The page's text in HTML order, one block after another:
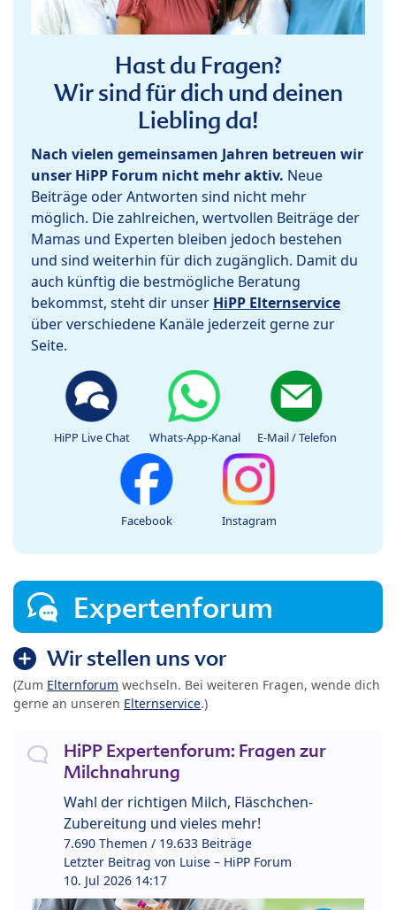
Hast du Fragen?
Wir sind für dich und deinen
Liebling da!
Nach vielen gemeinsamen Jahren betreuen wir
unser HiPP Forum nicht mehr aktiv. Neue
Beiträge oder Antworten sind nicht mehr
möglich. Die zahlreichen, wertvollen Beiträge der
Mamas und Experten bleiben jedoch bestehen
und sind weiterhin für dich zugänglich. Damit du
auch künftig die bestmögliche Beratung
bekommst, steht dir unser HiPP Elternservice
über verschiedene Kanäle jederzeit gerne zur
Seite.
HiPP Live Chat Whats-App-Kanal E-Mail / Telefon
Facebook Instagram
Expertenforum
Wir stellen uns vor
(Zum Elternforum wechseln. Bei weiteren Fragen, wende dich
gerne an unseren Elternservice.)
HiPP Expertenforum: Fragen zur
Milchnahrung
Wahl der richtigen Milch, Fläschchen-
Zubereitung und vieles mehr!
7.690 Themen / 19.633 Beiträge
Letzter Beitrag von Luise – HiPP Forum
10. Jul 2026 14:17